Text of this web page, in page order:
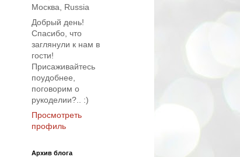
Москва, Russia
Добрый день!
Спасибо, что
заглянули к нам в
гости!
Присаживайтесь
поудобнее,
поговорим о
рукоделии?.. :)
Просмотреть
профиль
Архив блога